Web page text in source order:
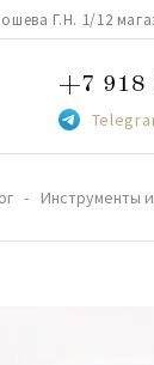
Г.Н. 1/12
+7 918
Инструменты